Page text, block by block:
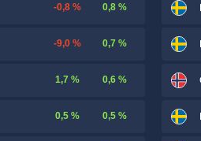
-0,8 % 0,8 %
-9,0 % 0,7 %
1,7 % 0,6 %
0,5 % 0,5 %